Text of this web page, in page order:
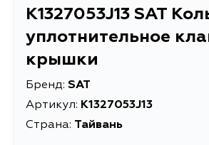
K1327053J13 SAT
уплотнительное
крышки
Бренд: SAT
Артикул: K1327053J13
Страна: Тайвань